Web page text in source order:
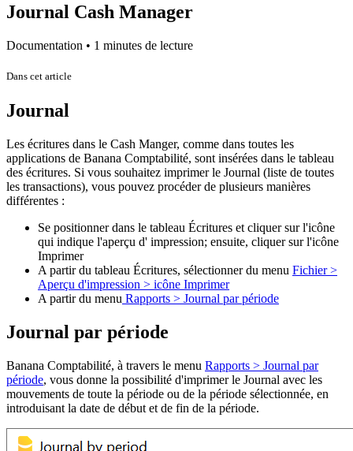
Journal Cash Manager
Documentation • 1 minutes de lecture
Dans cet article
Journal
Les écritures dans le Cash Manger, comme dans toutes les
applications de Banana Comptabilité, sont insérées dans le tableau
des écritures. Si vous souhaitez imprimer le Journal (liste de toutes
les transactions), vous pouvez procéder de plusieurs manières
différentes :
Se positionner dans le tableau Écritures et cliquer sur l'icône
qui indique l'aperçu d' impression; ensuite, cliquer sur l'icône
Imprimer
A partir du tableau Écritures, sélectionner du menu Fichier >
Aperçu d'impression > icône Imprimer
A partir du menu Rapports > Journal par période
Journal par période
Banana Comptabilité, à travers le menu Rapports > Journal par
période, vous donne la possibilité d'imprimer le Journal avec les
mouvements de toute la période ou de la période sélectionnée, en
introduisant la date de début et de fin de la période.